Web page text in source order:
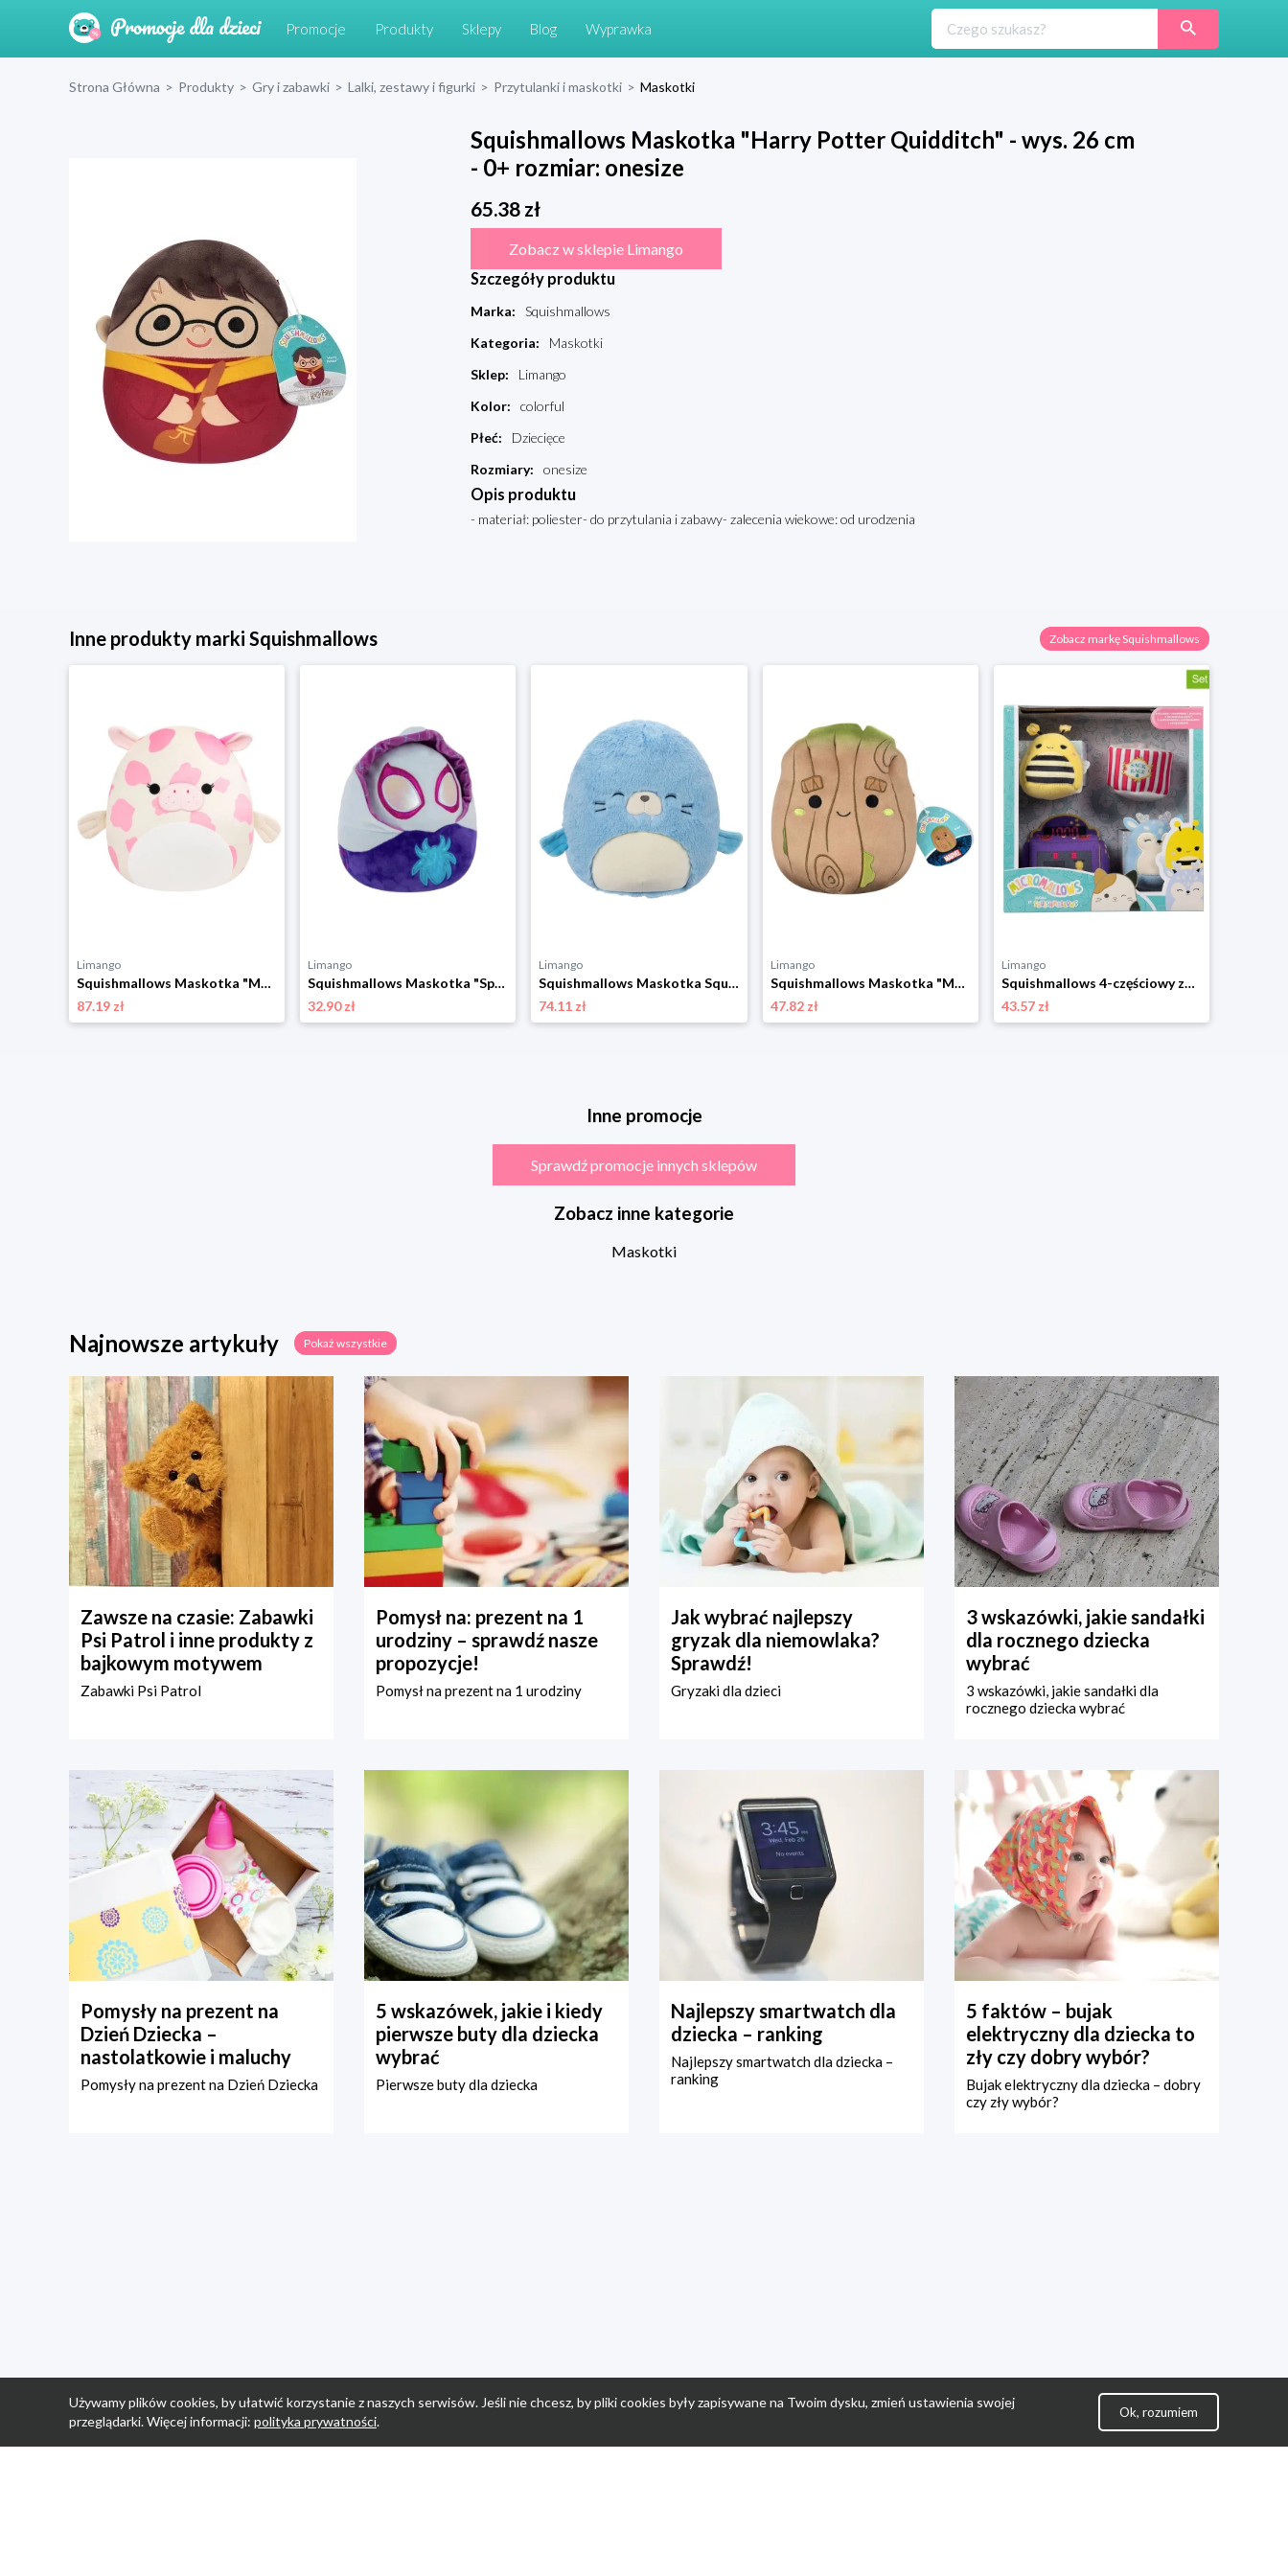
Promocje Produkty Sklepy Blog Wyprawka
Strona Główna > Produkty > Gry i zabawki > Lalki, zestawy i figurki > Przytulanki i maskotki > Maskotki
Squishmallows Maskotka "Harry Potter Quidditch" - wys. 26 cm
- 0+ rozmiar: onesize
65.38zł
Zobacz w sklepie Limango
Szczegóły produktu
Marka:
Squishmallows
Kategoria:
Maskotki
Sklep:
Limango
Kolor:
colorful
Płeć:
Dziecięce
Rozmiary: onesize
Opis produktu
- materiał: poliester- do przytulania i zabawy- zalecenia wiekowe: od urodzenia
Inne produkty marki Squishmallows Zobacz markę Squishmallows
Limango
Squishmallows Maskotka "Mondy - Hot Pink And White Sea Cow" - 3+ rozmiar: onesize
87.19 zł
Limango
Squishmallows Maskotka "Spidey and His Amazing Friends" - 3+ (produkt niespodzianka) rozmiar: onesize
32.90 zł
Limango
Squishmallows Maskotka Squishmallows "Harvey" - 3+ rozmiar: onesize
74.11 zł
Limango
Squishmallows Maskotka "Marvel - Groot" - 3+ rozmiar: onesize
47.82 zł
Limango
Squishmallows 4-częściowy zestaw Micromallows w różnych kolorach - 6+ rozmiar: onesize
43.57 zł
Inne promocje
Sprawdź promocje innych sklepów
Zobacz inne kategorie
Maskotki
Najnowsze artykuły Pokaż wszystkie
Zawsze na czasie: Zabawki
Psi Patrol i inne produkty z
bajkowym motywem
Zabawki Psi Patrol
Pomysł na: prezent na 1
urodziny – sprawdź nasze
propozycje!
Pomysł na prezent na 1 urodziny
Jak wybrać najlepszy
gryzak dla niemowlaka?
Sprawdź!
Gryzaki dla dzieci
3 wskazówki, jakie sandałki
dla rocznego dziecka
wybrać
3 wskazówki, jakie sandałki dla
rocznego dziecka wybrać
Pomysły na prezent na
Dzień Dziecka –
nastolatkowie i maluchy
Pomysły na prezent na Dzień Dziecka
5 wskazówek, jakie i kiedy
pierwsze buty dla dziecka
wybrać
Pierwsze buty dla dziecka
Najlepszy smartwatch dla
dziecka – ranking
Najlepszy smartwatch dla dziecka –
ranking
5 faktów – bujak
elektryczny dla dziecka to
zły czy dobry wybór?
Bujak elektryczny dla dziecka – dobry
czy zły wybór?
Używamy plików cookies, by ułatwić korzystanie z naszych serwisów. Jeśli nie chcesz, by pliki cookies były zapisywane na Twoim dysku, zmień ustawienia swojej
przeglądarki. Więcej informacji: polityka prywatności.
Ok, rozumiem